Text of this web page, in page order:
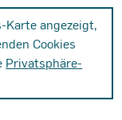
angezeigt,
Cookies
Privatsphäre-